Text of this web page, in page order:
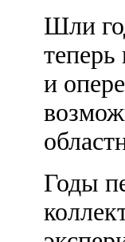
Шли
и
Годы